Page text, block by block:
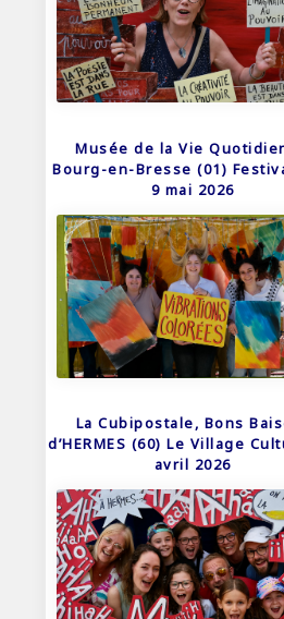
Musée de la Vie
Bourg-en-Bresse (01)
9 mai 2026
La Cubipostale, Bons
d’HERMES (60) Le Village
avril 2026